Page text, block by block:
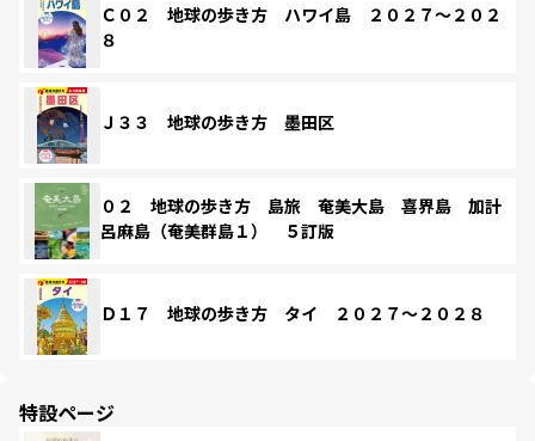
Ｃ０２ 地球の歩き方 ハワイ島 ２０２７～２０２
８
Ｊ３３ 地球の歩き方 墨田区
０２ 地球の歩き方 島旅 奄美大島 喜界島 加計
呂麻島（奄美群島１） ５訂版
Ｄ１７ 地球の歩き方 タイ ２０２７～２０２８
特設ページ